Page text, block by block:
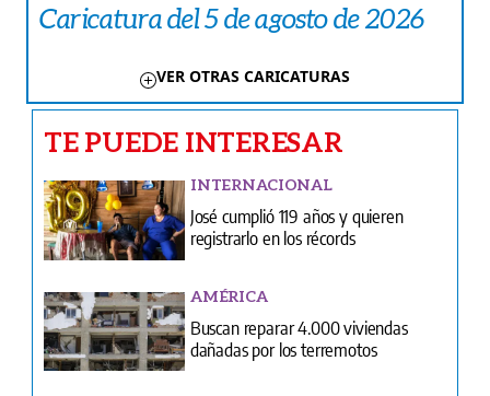
Caricatura del 5 de agosto de 2026
VER OTRAS CARICATURAS
TE PUEDE INTERESAR
INTERNACIONAL
José cumplió 119 años y quieren
registrarlo en los récords
AMÉRICA
Buscan reparar 4.000 viviendas
dañadas por los terremotos